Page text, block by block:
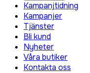
Kampanjtidning
Kampanjer
Tjänster
Bli kund
Nyheter
Våra butiker
Kontakta oss